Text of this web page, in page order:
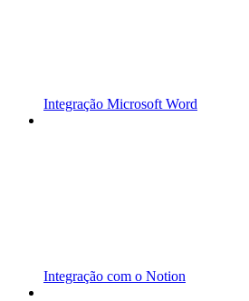
Integração Microsoft Word
Integração com o Notion